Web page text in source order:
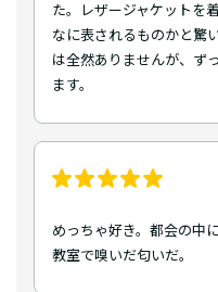
た。レザージャケットを
なに表されるものかと驚
は全然ありませんが、ず
ます。
めっちゃ好き。都会の中
教室で嗅いだ匂いだ。